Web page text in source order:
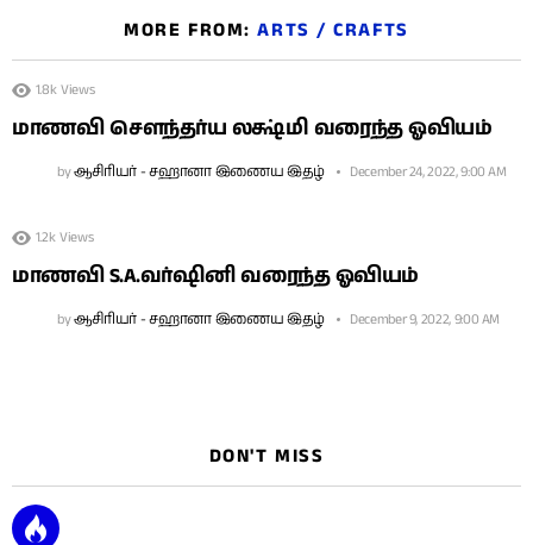
MORE FROM:ARTS / CRAFTS
1.8k Views
மாணவி சௌந்தர்ய லக்ஷ்மி வரைந்த ஓவியம்
byஆசிரியர் - சஹானா இணைய இதழ் December 24, 2022, 9:00 AM
1.2k Views
மாணவி S.A.வர்ஷினி வரைந்த ஓவியம்
byஆசிரியர் - சஹானா இணைய இதழ் December 9, 2022, 9:00 AM
DON'T MISS